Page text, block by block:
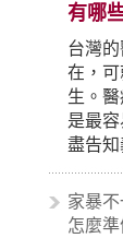
有哪
台灣
在，
生。
是最
盡告
顧失
生與
例中
家暴
怎麼準